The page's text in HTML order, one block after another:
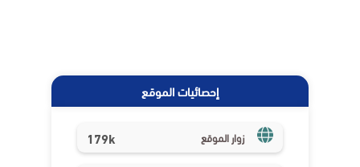
إحصائيات الموقع
زوار الموقع 179k